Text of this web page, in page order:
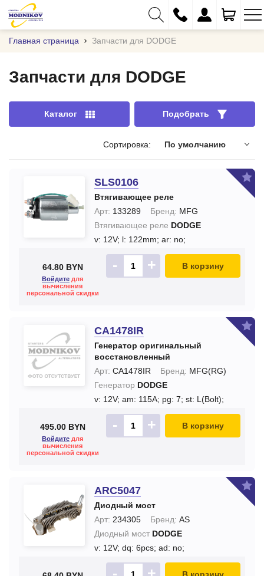
+375 (17) 373-97-09
Главная страница Запчасти для DODGE
Запчасти для DODGE
Каталог Подобрать
Сортировка: По умолчанию
SLS0106
Втягивающее реле
Арт: 133289 Бренд: MFG
Втягивающее реле DODGE
v: 12V; l: 122mm; ar: no;
64.80 BYN
Войдите для
вычисления
персональной скидки
- + В корзину
CA1478IR
Генератор оригинальный
восстановленный
Арт: CA1478IR Бренд: MFG(RG)
Генератор DODGE
v: 12V; am: 115A; pg: 7; st: L(Bolt);
495.00 BYN
Войдите для
вычисления
персональной скидки
- + В корзину
ARC5047
Диодный мост
Арт: 234305 Бренд: AS
Диодный мост DODGE
v: 12V; dq: 6pcs; ad: no;